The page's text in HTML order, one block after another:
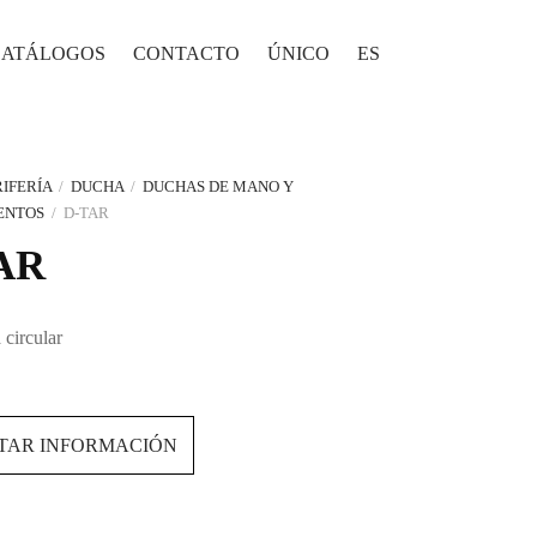
CONTACTO ÚNICO ES
/ DUCHA / DUCHAS DE MANO Y
/ D-TAR
circular
INFORMACIÓN